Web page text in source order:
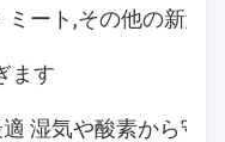
ミート,その他の新鮮
ます
湿気や酸素から守